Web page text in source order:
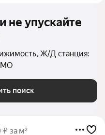
не упускайте
Ж/Д станция:
МО
поиск
за м²